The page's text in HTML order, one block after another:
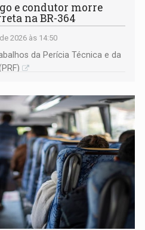
e condutor morre
na BR-364
2026 às 14:50
da Perícia Técnica e da